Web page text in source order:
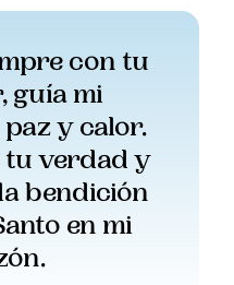
con tu
guía mi
y calor.
tu verdad y
bendición
en mi